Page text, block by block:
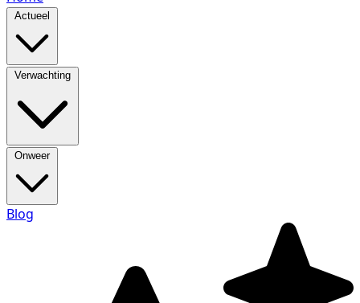
Actueel
Verwachting
Onweer
Blog